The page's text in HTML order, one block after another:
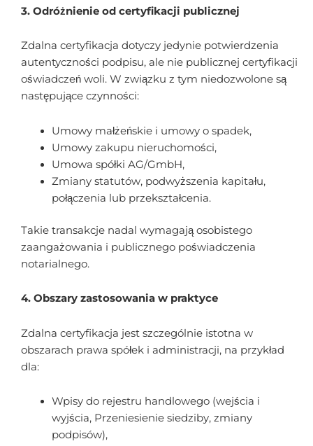
3. Odróżnienie od certyfikacji publicznej
Zdalna certyfikacja dotyczy jedynie potwierdzenia
autentyczności podpisu, ale nie publicznej certyfikacji
oświadczeń woli. W związku z tym niedozwolone są
następujące czynności:
Umowy małżeńskie i umowy o spadek,
Umowy zakupu nieruchomości,
Umowa spółki AG/GmbH,
Zmiany statutów, podwyższenia kapitału,
połączenia lub przekształcenia.
Takie transakcje nadal wymagają osobistego
zaangażowania i publicznego poświadczenia
notarialnego.
4. Obszary zastosowania w praktyce
Zdalna certyfikacja jest szczególnie istotna w
obszarach prawa spółek i administracji, na przykład
dla:
Wpisy do rejestru handlowego (wejścia i
wyjścia, Przeniesienie siedziby, zmiany
podpisów),